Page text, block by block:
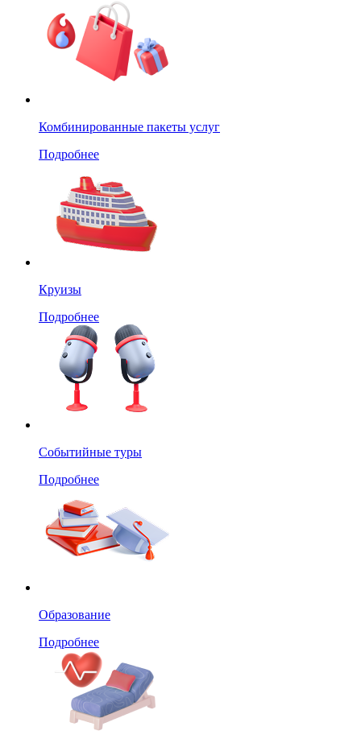
Комбинированные пакеты услуг
Подробнее
Круизы
Подробнее
Событийные туры
Подробнее
Образование
Подробнее